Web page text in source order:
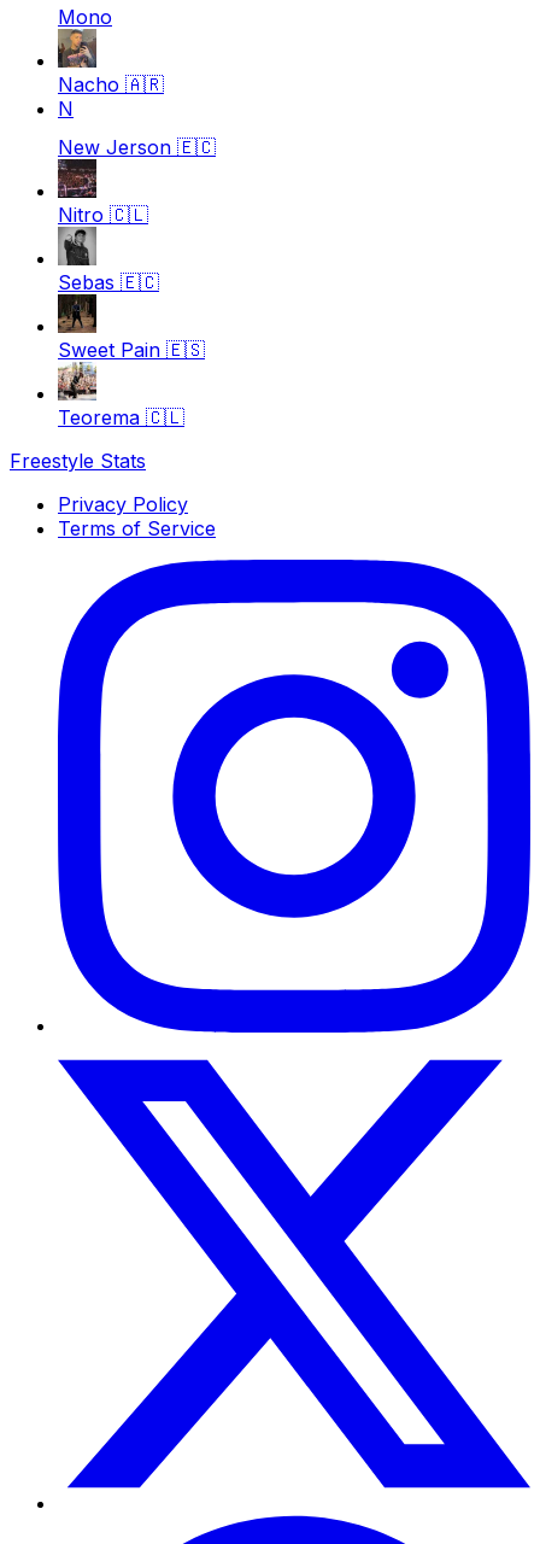
Mono
Nacho 🇦🇷
N
New Jerson 🇪🇨
Nitro 🇨🇱
Sebas 🇪🇨
Sweet Pain 🇪🇸
Teorema 🇨🇱
Freestyle Stats
Privacy Policy
Terms of Service